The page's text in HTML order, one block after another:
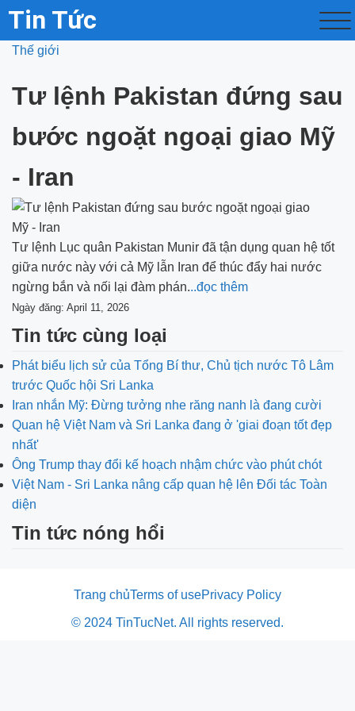
Tin Tức
Thế giới
Tư lệnh Pakistan đứng sau
bước ngoặt ngoại giao Mỹ
- Iran
Tư lệnh Lục quân Pakistan Munir đã tận dụng quan hệ tốt
giữa nước này với cả Mỹ lẫn Iran để thúc đẩy hai nước
ngừng bắn và nối lại đàm phán...đọc thêm
Ngày đăng: April 11, 2026
Tin tức cùng loại
Phát biểu lịch sử của Tổng Bí thư, Chủ tịch nước Tô Lâm
trước Quốc hội Sri Lanka
Iran nhắn Mỹ: Đừng tưởng nhe răng nanh là đang cười
Quan hệ Việt Nam và Sri Lanka đang ở 'giai đoạn tốt đẹp
nhất'
Ông Trump thay đổi kế hoạch nhậm chức vào phút chót
Việt Nam - Sri Lanka nâng cấp quan hệ lên Đối tác Toàn
diện
Tin tức nóng hổi
Trang chủTerms of usePrivacy Policy
© 2024 TinTucNet. All rights reserved.